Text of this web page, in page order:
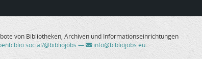
von Bibliotheken, Archiven und Informationseinrichtungen
@bibliojobs — info@bibliojobs.eu